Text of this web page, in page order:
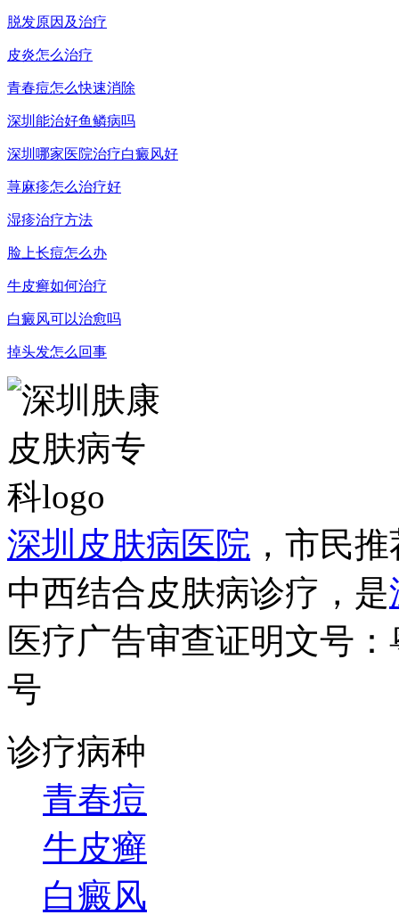
脱发原因及治疗
皮炎怎么治疗
青春痘怎么快速消除
深圳能治好鱼鳞病吗
深圳哪家医院治疗白癜风好
荨麻疹怎么治疗好
湿疹治疗方法
脸上长痘怎么办
牛皮癣如何治疗
白癜风可以治愈吗
掉头发怎么回事
深圳皮肤病医院 ，市民
中西结合皮肤病诊疗，是
医疗广告审查证明文号
号
诊疗病种
青春痘
牛皮癣
白癜风